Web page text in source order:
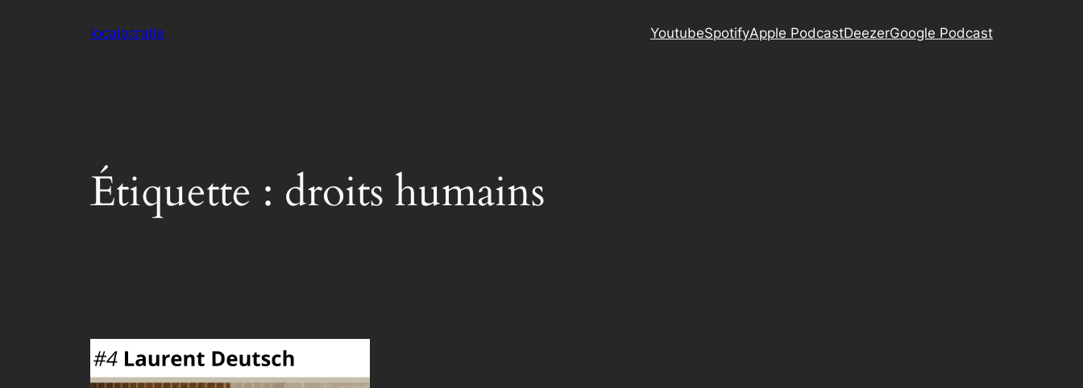
localocratie YoutubeSpotifyApple PodcastDeezerGoogle Podcast
Étiquette : droits humains